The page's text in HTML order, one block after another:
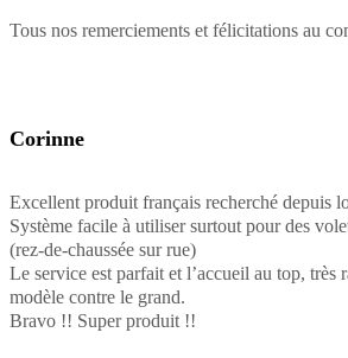
Tous nos remerciements et félicitations au
Corinne
Excellent produit français recherché depuis
Système facile à utiliser surtout pour des
(rez-de-chaussée sur rue)
Le service est parfait et l’accueil au top,
modèle contre le grand.
Bravo !! Super produit !!